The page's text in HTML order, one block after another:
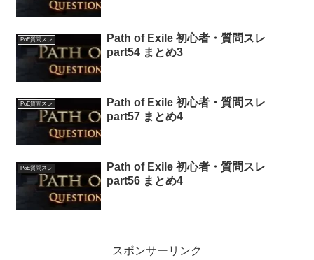
PoE質問スレ
Path of Exile 初心者・質問スレ
part54 まとめ3
PoE質問スレ
Path of Exile 初心者・質問スレ
part57 まとめ4
PoE質問スレ
Path of Exile 初心者・質問スレ
part56 まとめ4
スポンサーリンク